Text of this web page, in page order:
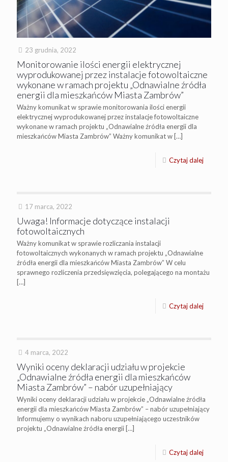
23 grudnia, 2022
Monitorowanie ilości energii elektrycznej
wyprodukowanej przez instalacje fotowoltaiczne
wykonane w ramach projektu „Odnawialne źródła
energii dla mieszkańców Miasta Zambrów”
Ważny komunikat w sprawie monitorowania ilości energii
elektrycznej wyprodukowanej przez instalacje fotowoltaiczne
wykonane w ramach projektu „Odnawialne źródła energii dla
mieszkańców Miasta Zambrów” Ważny komunikat w […]
Czytaj dalej
17 marca, 2022
Uwaga! Informacje dotyczące instalacji
fotowoltaicznych
Ważny komunikat w sprawie rozliczania instalacji
fotowoltaicznych wykonanych w ramach projektu „Odnawialne
źródła energii dla mieszkańców Miasta Zambrów” W celu
sprawnego rozliczenia przedsięwzięcia, polegającego na montażu
[…]
Czytaj dalej
4 marca, 2022
Wyniki oceny deklaracji udziału w projekcie
„Odnawialne źródła energii dla mieszkańców
Miasta Zambrów” – nabór uzupełniający
Wyniki oceny deklaracji udziału w projekcie „Odnawialne źródła
energii dla mieszkańców Miasta Zambrów” – nabór uzupełniający
Informujemy o wynikach naboru uzupełniającego uczestników
projektu „Odnawialne źródła energii […]
Czytaj dalej